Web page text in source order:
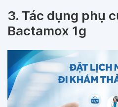
3. Tác dụng phụ
Bactamox 1g